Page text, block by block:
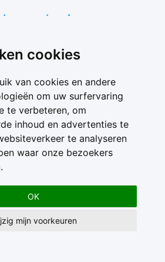
cookies
van cookies en andere
om uw surfervaring
te verbeteren, om
inhoud en advertenties te
te analyseren
waar onze bezoekers
OK
mijn voorkeuren